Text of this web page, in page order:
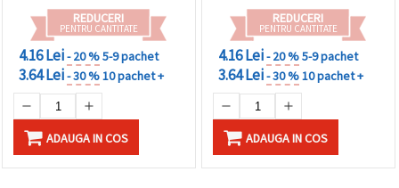
REDUCERI
PENTRU CANTITATE
4.16 Lei- 20 %5-9 pachet
3.64 Lei- 30 %10 pachet +
ADAUGA IN COS
decorațiuni etnice/boho
REDUCERI
PENTRU CANTITATE
4.16 Lei- 20 %5-9 pachet
3.64 Lei- 30 %10 pachet +
ADAUGA IN COS